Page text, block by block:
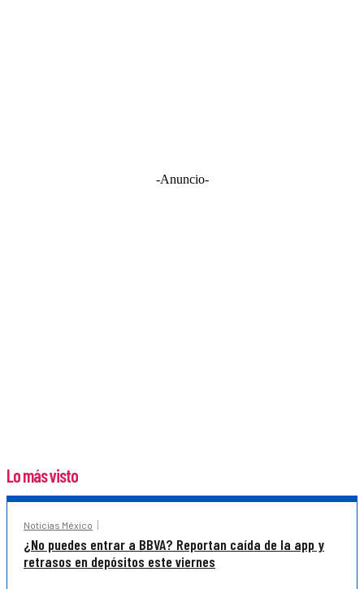
-Anuncio-
Lo más visto
Noticias México
¿No puedes entrar a BBVA? Reportan caída de la app y
retrasos en depósitos este viernes